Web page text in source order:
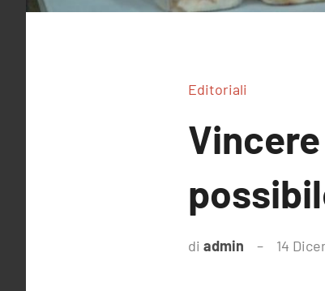
Editoriali
di admin 14